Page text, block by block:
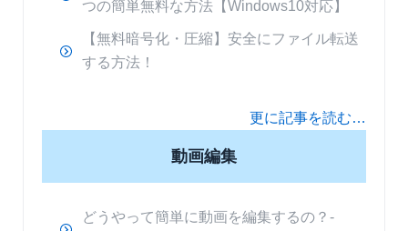
つの簡単無料な方法【Windows10対応】
【無料暗号化・圧縮】安全にファイル転送
する方法！
更に記事を読む…
動画編集
どうやって簡単に動画を編集するの？-